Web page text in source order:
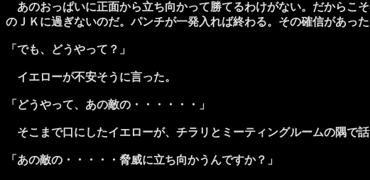
あのおっぱいに正面から立ち向かって勝てるわけがない。だから
のＪＫに過ぎないのだ。パンチが一発入れば終わる。その確信があった
「でも、どうやって？」
イエローが不安そうに言った。
「どうやって、あの敵の・・・・・・」
そこまで口にしたイエローが、チラリとミーティングルームの隅で
「あの敵の・・・・・脅威に立ち向かうんですか？」